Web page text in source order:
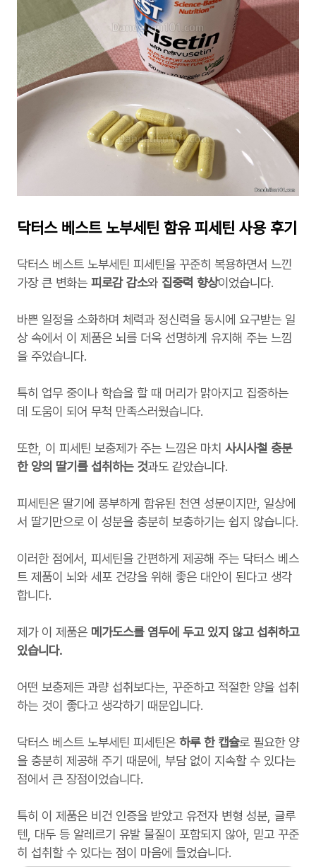
닥터스 베스트 노부세틴 함유 피세틴 사용 후기
닥터스 베스트 노부세틴 피세틴을 꾸준히 복용하면서 느낀
가장 큰 변화는 피로감 감소와 집중력 향상이었습니다.
바쁜 일정을 소화하며 체력과 정신력을 동시에 요구받는 일
상 속에서 이 제품은 뇌를 더욱 선명하게 유지해 주는 느낌
을 주었습니다.
특히 업무 중이나 학습을 할 때 머리가 맑아지고 집중하는
데 도움이 되어 무척 만족스러웠습니다.
또한, 이 피세틴 보충제가 주는 느낌은 마치 사시사철 충분
한 양의 딸기를 섭취하는 것과도 같았습니다.
피세틴은 딸기에 풍부하게 함유된 천연 성분이지만, 일상에
서 딸기만으로 이 성분을 충분히 보충하기는 쉽지 않습니다.
이러한 점에서, 피세틴을 간편하게 제공해 주는 닥터스 베스
트 제품이 뇌와 세포 건강을 위해 좋은 대안이 된다고 생각
합니다.
제가 이 제품은 메가도스를 염두에 두고 있지 않고 섭취하고
있습니다.
어떤 보충제든 과량 섭취보다는, 꾸준하고 적절한 양을 섭취
하는 것이 좋다고 생각하기 때문입니다.
닥터스 베스트 노부세틴 피세틴은 하루 한 캡슐로 필요한 양
을 충분히 제공해 주기 때문에, 부담 없이 지속할 수 있다는
점에서 큰 장점이었습니다.
특히 이 제품은 비건 인증을 받았고 유전자 변형 성분, 글루
텐, 대두 등 알레르기 유발 물질이 포함되지 않아, 믿고 꾸준
히 섭취할 수 있다는 점이 마음에 들었습니다.